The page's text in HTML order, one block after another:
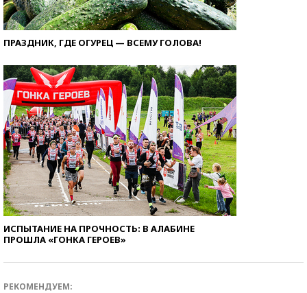
ПРАЗДНИК, ГДЕ ОГУРЕЦ — ВСЕМУ ГОЛОВА!
ИСПЫТАНИЕ НА ПРОЧНОСТЬ: В АЛАБИНЕ
ПРОШЛА «ГОНКА ГЕРОЕВ»
РЕКОМЕНДУЕМ: